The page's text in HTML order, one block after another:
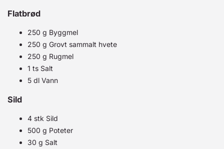
Flatbrød
250 g Byggmel
250 g Grovt sammalt hvete
250 g Rugmel
1 ts Salt
5 dl Vann
Sild
4 stk Sild
500 g Poteter
30 g Salt